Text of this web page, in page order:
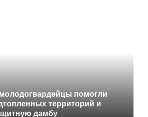
помогли
территорий и
дамбу